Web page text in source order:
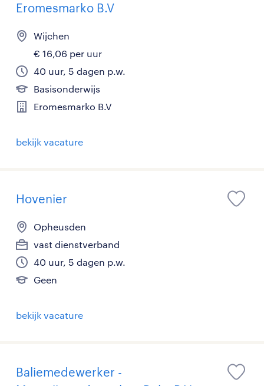
Eromesmarko B.V
Wijchen
€ 16,06 per uur
40 uur, 5 dagen p.w.
Basisonderwijs
Eromesmarko B.V
bekijk vacature
Hovenier
Opheusden
vast dienstverband
40 uur, 5 dagen p.w.
Geen
bekijk vacature
Baliemedewerker -